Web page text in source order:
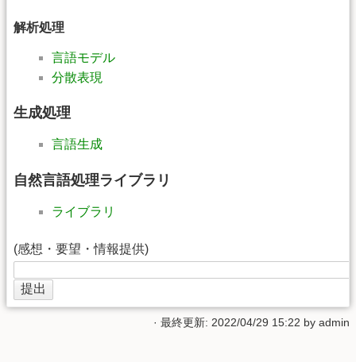
解析処理
言語モデル
分散表現
生成処理
言語生成
自然言語処理ライブラリ
ライブラリ
(感想・要望・情報提供)
· 最終更新: 2022/04/29 15:22 by admin